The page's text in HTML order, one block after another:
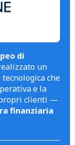
di
un
che
e la
clienti —
finanziaria